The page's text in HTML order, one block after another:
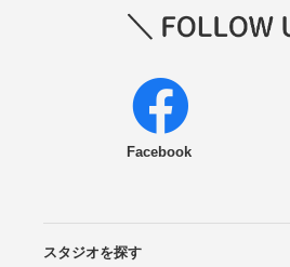
Facebook
スタジオを探す